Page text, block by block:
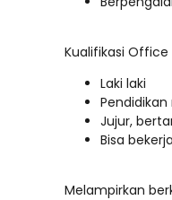
Kualifikasi Office
Laki laki
Pendidikan
Jujur,
Bisa
Melampirkan